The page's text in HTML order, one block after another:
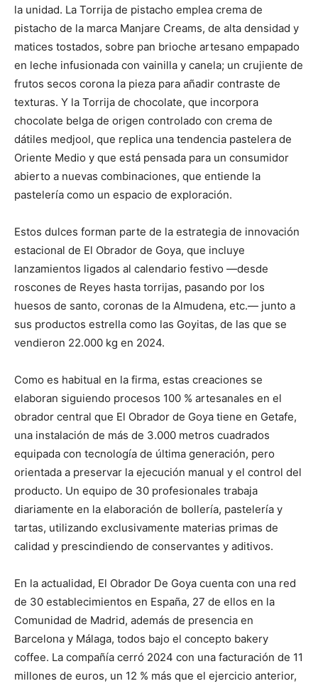
la unidad. La Torrija de pistacho emplea crema de
pistacho de la marca Manjare Creams, de alta densidad y
matices tostados, sobre pan brioche artesano empapado
en leche infusionada con vainilla y canela; un crujiente de
frutos secos corona la pieza para añadir contraste de
texturas. Y la Torrija de chocolate, que incorpora
chocolate belga de origen controlado con crema de
dátiles medjool, que replica una tendencia pastelera de
Oriente Medio y que está pensada para un consumidor
abierto a nuevas combinaciones, que entiende la
pastelería como un espacio de exploración.
Estos dulces forman parte de la estrategia de innovación
estacional de El Obrador de Goya, que incluye
lanzamientos ligados al calendario festivo —desde
roscones de Reyes hasta torrijas, pasando por los
huesos de santo, coronas de la Almudena, etc.— junto a
sus productos estrella como las Goyitas, de las que se
vendieron 22.000 kg en 2024.
Como es habitual en la firma, estas creaciones se
elaboran siguiendo procesos 100 % artesanales en el
obrador central que El Obrador de Goya tiene en Getafe,
una instalación de más de 3.000 metros cuadrados
equipada con tecnología de última generación, pero
orientada a preservar la ejecución manual y el control del
producto. Un equipo de 30 profesionales trabaja
diariamente en la elaboración de bollería, pastelería y
tartas, utilizando exclusivamente materias primas de
calidad y prescindiendo de conservantes y aditivos.
En la actualidad, El Obrador De Goya cuenta con una red
de 30 establecimientos en España, 27 de ellos en la
Comunidad de Madrid, además de presencia en
Barcelona y Málaga, todos bajo el concepto bakery
coffee. La compañía cerró 2024 con una facturación de 11
millones de euros, un 12 % más que el ejercicio anterior,